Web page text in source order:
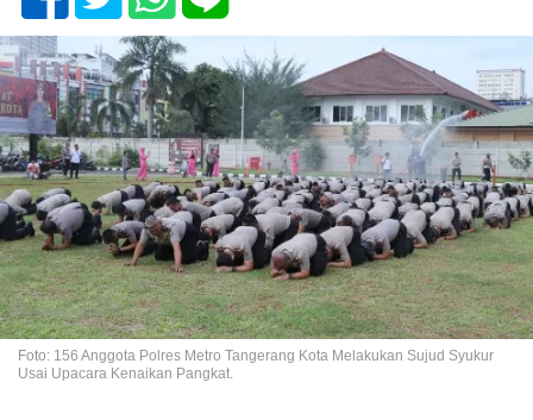
Foto: 156 Anggota Polres Metro Tangerang Kota Melakukan Sujud Syukur
Usai Upacara Kenaikan Pangkat.